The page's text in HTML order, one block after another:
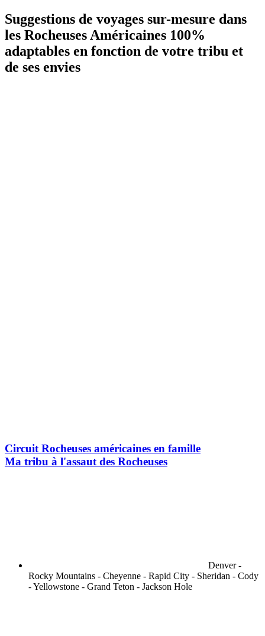
Suggestions de voyages sur-mesure dans
les Rocheuses Américaines 100%
adaptables en fonction de votre tribu et
de ses envies
Circuit Rocheuses américaines en famille
Ma tribu à l'assaut des Rocheuses
Denver -
Rocky Mountains - Cheyenne - Rapid City - Sheridan - Cody
- Yellowstone - Grand Teton - Jackson Hole